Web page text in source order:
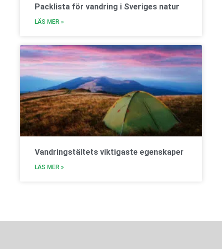
Packlista för vandring i Sveriges natur
LÄS MER »
Vandringstältets viktigaste egenskaper
LÄS MER »